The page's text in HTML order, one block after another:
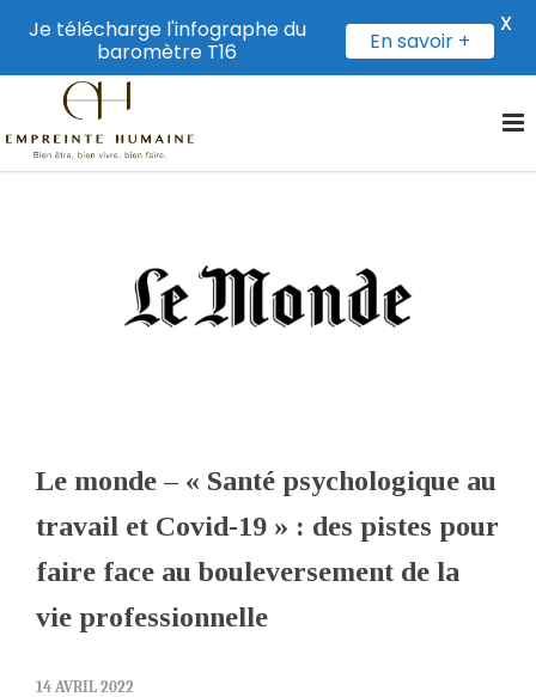
Le monde – « Santé psychologique au
travail et Covid-19 » : des pistes pour
faire face au bouleversement de la
vie professionnelle
14 AVRIL 2022
Je télécharge l'infographe du
baromètre T16
En savoir +
X